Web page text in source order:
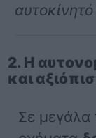
2. Η
και
Σε μεγάλα